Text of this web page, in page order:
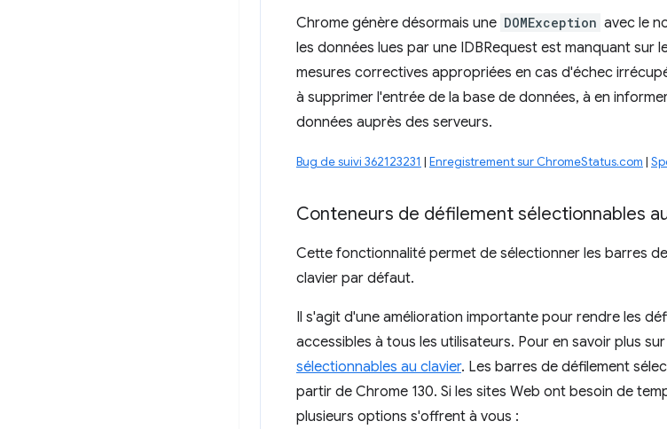
Chrome génère désormais une DOMException avec le
les données lues par une IDBRequest est manquant sur
mesures correctives appropriées en cas d'échec
à supprimer l'entrée de la base de données, à en
données auprès des serveurs.
Bug de suivi 362123231 | Enregistrement sur ChromeStatus.com |
Conteneurs de défilement sélectionnables
Cette fonctionnalité permet de sélectionner les barres
clavier par défaut.
Il s'agit d'une amélioration importante pour rendre les
accessibles à tous les utilisateurs. Pour en savoir plus
sélectionnables au clavier. Les barres de défilement
partir de Chrome 130. Si les sites Web ont besoin de
plusieurs options s'offrent à vous :